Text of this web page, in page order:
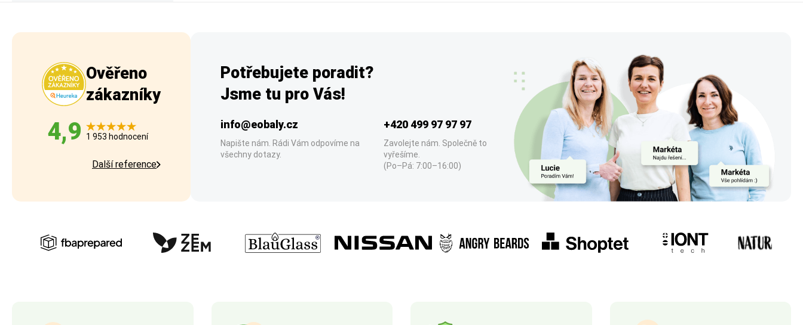
Ověřeno
zákazníky
4,9 1 953 hodnocení
Další reference
Potřebujete poradit?
Jsme tu pro Vás!
info@eobaly.cz
Napište nám. Rádi Vám odpovíme na
všechny dotazy.
+420 499 97 97 97
Zavolejte nám. Společně to
vyřešíme.
(Po–Pá: 7:00–16:00)